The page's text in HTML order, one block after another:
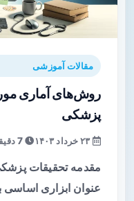
مقالات آموزشی
روش‌های آماری
پزشکی
7 دقیقه
مقدمه تحقیقات
عنوان ابزاری اساسی